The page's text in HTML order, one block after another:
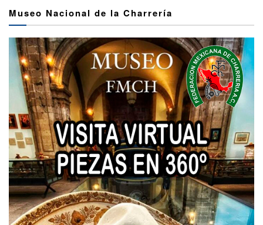
Museo Nacional de la Charrería